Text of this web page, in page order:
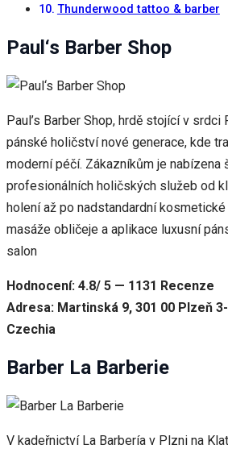
Thunderwood tattoo & barber
Paul‘s Barber Shop
Paul’s Barber Shop, hrdě stojící v srdci
pánské holičství nové generace, kde
moderní péčí. Zákazníkům je nabízena
profesionálních holičských služeb od
holení až po nadstandardní
masáže obličeje a aplikace luxusní
salon
Hodnocení: 4.8/ 5 — 1131 Recenze
Adresa: Martinská 9, 301 00 Plzeň
Czechia
Barber La Barberie
V kadeřnictví La Barbería v Plzni na
obsahu a nabídek.